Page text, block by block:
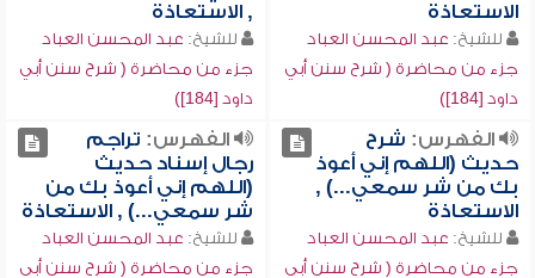
الاستعاذة
للشيخ: عبد المحسن العباد
جزء من محاضرة ( شرح سنن أبي
داود [184])
, الاستعاذة
للشيخ: عبد المحسن العباد
جزء من محاضرة ( شرح سنن أبي
داود [184])
الفهرس: شرح
حديث (اللهم إني أعوذ
بك من شر سمعي...) ,
الاستعاذة
للشيخ: عبد المحسن العباد
جزء من محاضرة ( شرح سنن أبي
الفهرس: تراجم
رجال إسناد حديث
(اللهم إني أعوذ بك من
شر سمعي...) , الاستعاذة
للشيخ: عبد المحسن العباد
جزء من محاضرة ( شرح سنن أبي